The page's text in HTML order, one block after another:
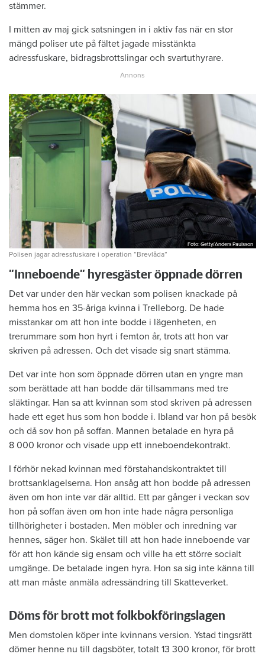
stämmer.
I mitten av maj gick satsningen in i aktiv fas när en stor
mängd poliser ute på fältet jagade misstänkta
adressfuskare, bidragsbrottslingar och svartuthyrare.
Foto: Getty/Anders Paulsson
Foto: Getty/Anders Paulsson
Polisen jagar adressfuskare i operation ”Brevlåda”
”Inneboende” hyresgäster öppnade dörren
Det var under den här veckan som polisen knackade på
hemma hos en 35-åriga kvinna i Trelleborg. De hade
misstankar om att hon inte bodde i lägenheten, en
trerummare som hon hyrt i femton år, trots att hon var
skriven på adressen. Och det visade sig snart stämma.
Det var inte hon som öppnade dörren utan en yngre man
som berättade att han bodde där tillsammans med tre
släktingar. Han sa att kvinnan som stod skriven på adressen
hade ett eget hus som hon bodde i. Ibland var hon på besök
och då sov hon på soffan. Mannen betalade en hyra på
8 000 kronor och visade upp ett inneboendekontrakt.
I förhör nekad kvinnan med förstahandskontraktet till
brottsanklagelserna. Hon ansåg att hon bodde på adressen
även om hon inte var där alltid. Ett par gånger i veckan sov
hon på soffan även om hon inte hade några personliga
tillhörigheter i bostaden. Men möbler och inredning var
hennes, säger hon. Skälet till att hon hade inneboende var
för att hon kände sig ensam och ville ha ett större socialt
umgänge. De betalade ingen hyra. Hon sa sig inte känna till
att man måste anmäla adressändring till Skatteverket.
Döms för brott mot folkbokföringslagen
Men domstolen köper inte kvinnans version. Ystad tingsrätt
dömer henne nu till dagsböter, totalt 13 300 kronor, för brott